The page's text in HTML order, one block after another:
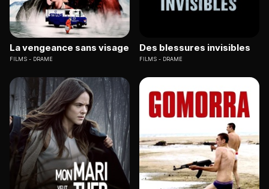
La vengeance sans visage
FILMS DRAME
Des blessures invisibles
FILMS DRAME